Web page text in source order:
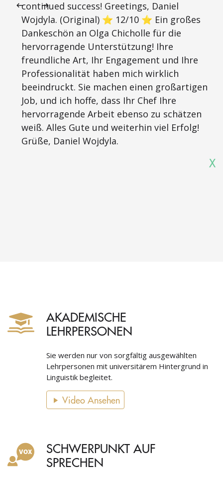
continued success! Greetings, Daniel
Wojdyla. (Original) ⭐ 12/10 ⭐ Ein großes
Dankeschön an Olga Chicholle für die
hervorragende Unterstützung! Ihre
freundliche Art, Ihr Engagement und Ihre
Professionalität haben mich wirklich
beeindruckt. Sie machen einen großartigen
Job, und ich hoffe, dass Ihr Chef Ihre
hervorragende Arbeit ebenso zu schätzen
weiß. Alles Gute und weiterhin viel Erfolg!
Grüße, Daniel Wojdyla.
X
AKADEMISCHE
LEHRPERSONEN
Sie werden nur von sorgfältig ausgewählten
Lehrpersonen mit universitärem Hintergrund in
Linguistik begleitet.
Video Ansehen
SCHWERPUNKT AUF
SPRECHEN